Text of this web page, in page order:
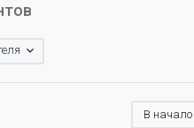
В начало